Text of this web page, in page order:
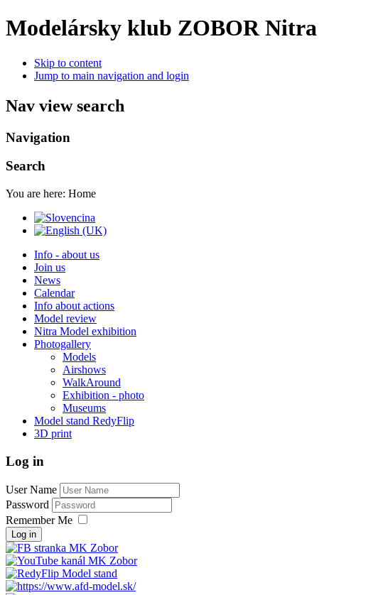
Modelársky klub ZOBOR Nitra
Skip to content
Jump to main navigation and login
Nav view search
Navigation
Search
You are here: Home
Info - about us
Join us
News
Calendar
Info about actions
Model review
Nitra Model exhibition
Photogallery
Models
Airshows
WalkAround
Exhibition - photo
Museums
Model stand RedyFlip
3D print
Log in
User Name
Password
Remember Me
Log in